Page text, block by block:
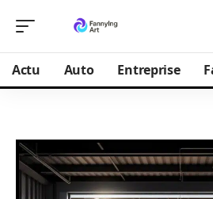
Actu Auto Entreprise